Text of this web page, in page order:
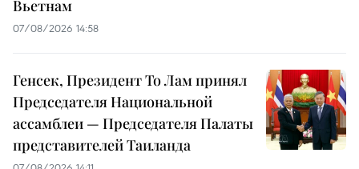
Вьетнам
07/08/2026 14:58
Генсек, Президент То Лам принял
Председателя Национальной
ассамблеи — Председателя Палаты
представителей Таиланда